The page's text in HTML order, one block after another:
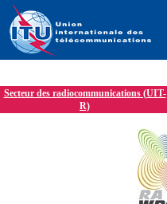
Secteur des radiocommunications (UIT-
R)